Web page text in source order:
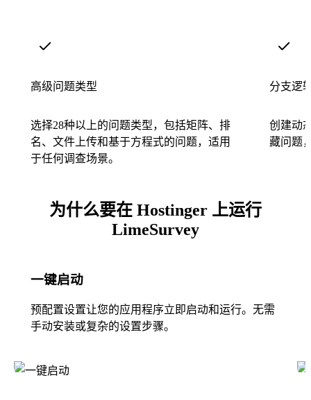
高级问题类型
选择28种以上的问题类型，包括矩阵、排
名、文件上传和基于方程式的问题，适用
于任何调查场景。
分支逻
创建动
藏问题
为什么要在 Hostinger 上运行
LimeSurvey
一键启动
预配置设置让您的应用程序立即启动和运行。无需
手动安装或复杂的设置步骤。